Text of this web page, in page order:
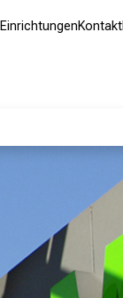
EinrichtungenKontakt